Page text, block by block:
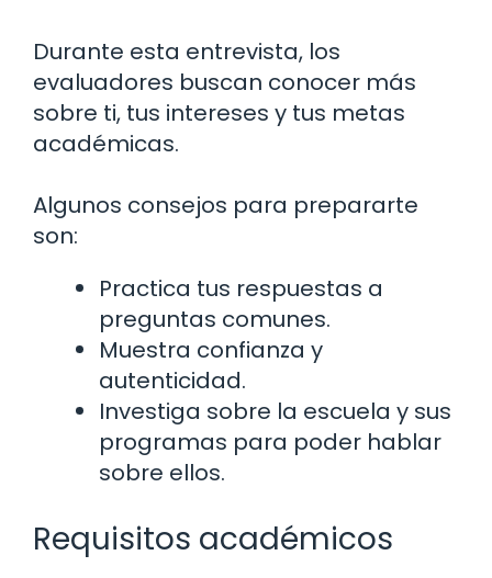
Durante esta entrevista, los
evaluadores buscan conocer más
sobre ti, tus intereses y tus metas
académicas.
Algunos consejos para prepararte
son:
Practica tus respuestas a
preguntas comunes.
Muestra confianza y
autenticidad.
Investiga sobre la escuela y sus
programas para poder hablar
sobre ellos.
Requisitos académicos